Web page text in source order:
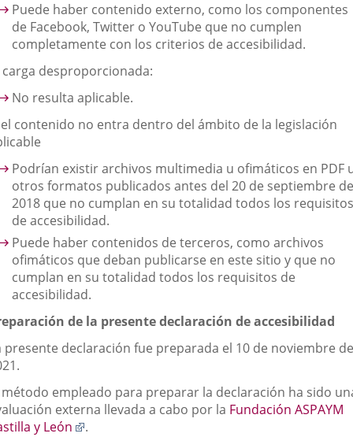
Puede haber contenido externo, como los componentes
de Facebook, Twitter o YouTube que no cumplen
completamente con los criterios de accesibilidad.
carga desproporcionada:
No resulta aplicable.
contenido no entra dentro del ámbito de la legislación
Podrían existir archivos multimedia u ofimáticos en PDF
otros formatos publicados antes del 20 de septiembre de
2018 que no cumplan en su totalidad todos los requisitos
de accesibilidad.
Puede haber contenidos de terceros, como archivos
ofimáticos que deban publicarse en este sitio y que no
cumplan en su totalidad todos los requisitos de
accesibilidad.
de la presente declaración de accesibilidad
presente declaración fue preparada el 10 de noviembre de
método empleado para preparar la declaración ha sido
externa llevada a cabo por la Fundación ASPAYM
y León
Enlace
.